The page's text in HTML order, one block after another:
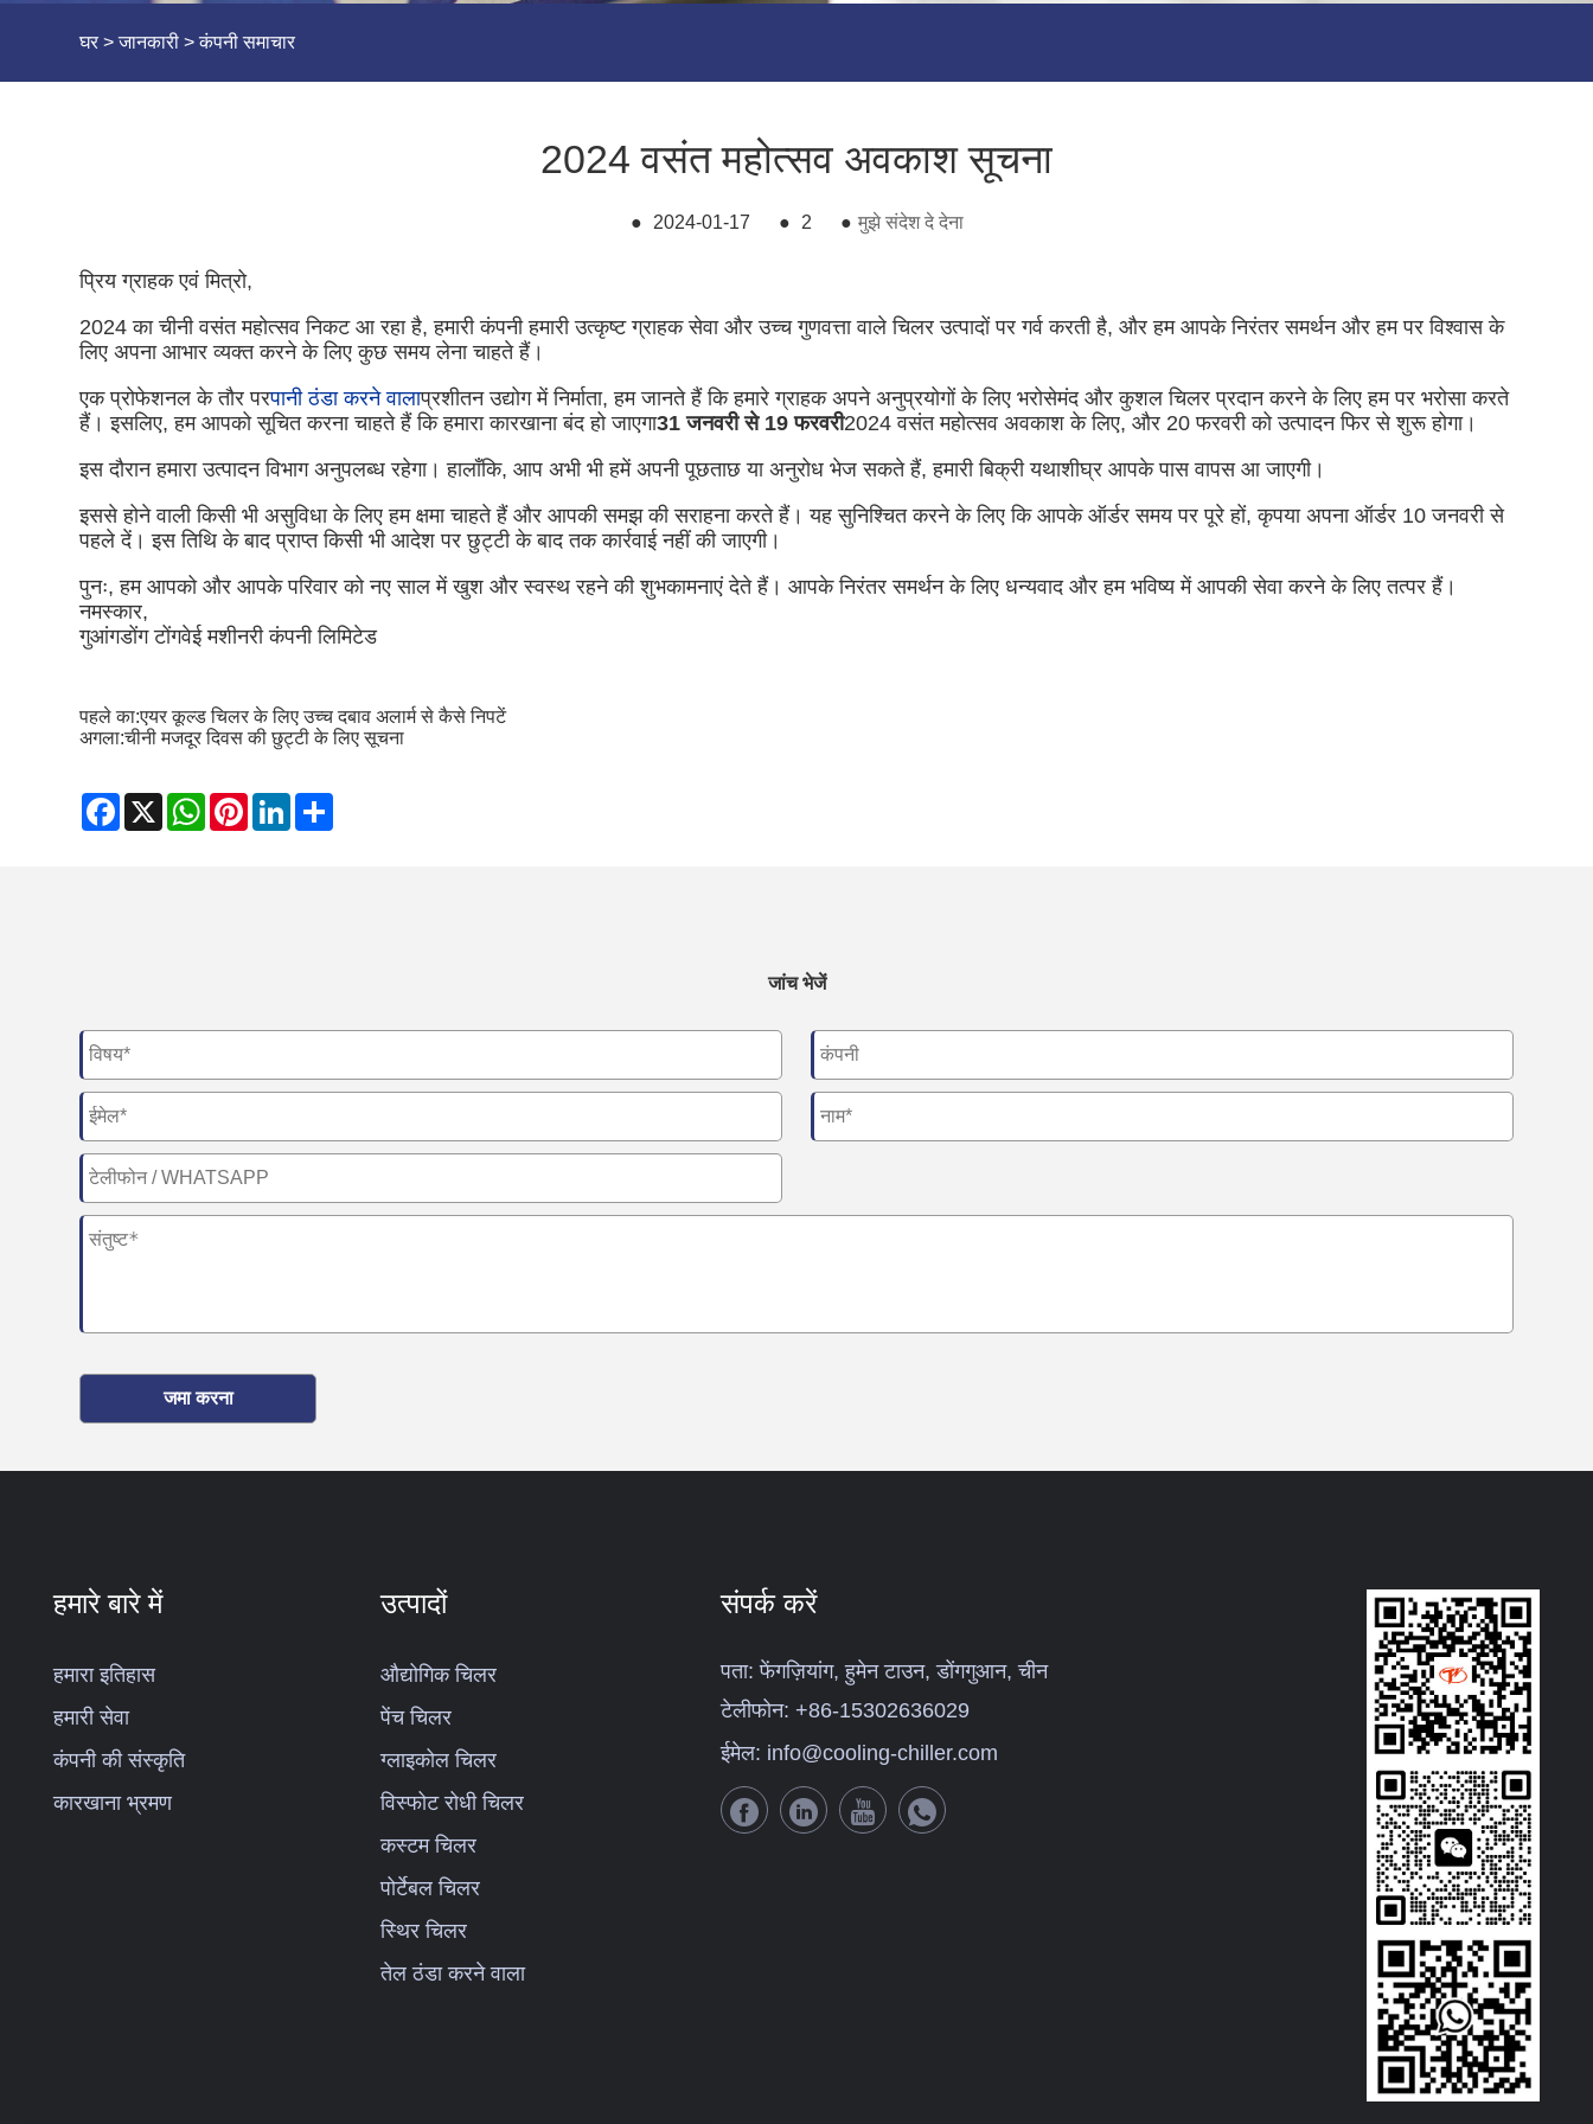
घर > जानकारी >कंपनी समाचार
2024 वसंत महोत्सव अवकाश सूचना
● 2024-01-17 ● 2 ● मुझे संदेश दे देना
प्रिय ग्राहक एवं मित्रो,
2024 का चीनी वसंत महोत्सव निकट आ रहा है, हमारी कंपनी हमारी उत्कृष्ट ग्राहक सेवा और उच्च गुणवत्ता वाले चिलर उत्पादों पर गर्व करती है, और हम आपके निरंतर समर्थन और हम पर विश्वास के
लिए अपना आभार व्यक्त करने के लिए कुछ समय लेना चाहते हैं।
एक प्रोफेशनल के तौर परपानी ठंडा करने वालाप्रशीतन उद्योग में निर्माता, हम जानते हैं कि हमारे ग्राहक अपने अनुप्रयोगों के लिए भरोसेमंद और कुशल चिलर प्रदान करने के लिए हम पर भरोसा करते
हैं। इसलिए, हम आपको सूचित करना चाहते हैं कि हमारा कारखाना बंद हो जाएगा31 जनवरी से 19 फरवरी2024 वसंत महोत्सव अवकाश के लिए, और 20 फरवरी को उत्पादन फिर से शुरू होगा।
इस दौरान हमारा उत्पादन विभाग अनुपलब्ध रहेगा। हालाँकि, आप अभी भी हमें अपनी पूछताछ या अनुरोध भेज सकते हैं, हमारी बिक्री यथाशीघ्र आपके पास वापस आ जाएगी।
इससे होने वाली किसी भी असुविधा के लिए हम क्षमा चाहते हैं और आपकी समझ की सराहना करते हैं। यह सुनिश्चित करने के लिए कि आपके ऑर्डर समय पर पूरे हों, कृपया अपना ऑर्डर 10 जनवरी से
पहले दें। इस तिथि के बाद प्राप्त किसी भी आदेश पर छुट्टी के बाद तक कार्रवाई नहीं की जाएगी।
पुनः, हम आपको और आपके परिवार को नए साल में खुश और स्वस्थ रहने की शुभकामनाएं देते हैं। आपके निरंतर समर्थन के लिए धन्यवाद और हम भविष्य में आपकी सेवा करने के लिए तत्पर हैं।
नमस्कार,
गुआंगडोंग टोंगवेई मशीनरी कंपनी लिमिटेड
पहले का:एयर कूल्ड चिलर के लिए उच्च दबाव अलार्म से कैसे निपटें
अगला:चीनी मजदूर दिवस की छुट्टी के लिए सूचना
Facebook
X WhatsApp
PinterestLinkedIn
जांच भेजें
जमा करना
हमारे बारे में
हमारा इतिहास
हमारी सेवा
कंपनी की संस्कृति
कारखाना भ्रमण
उत्पादों
औद्योगिक चिलर
पेंच चिलर
ग्लाइकोल चिलर
विस्फोट रोधी चिलर
कस्टम चिलर
पोर्टेबल चिलर
स्थिर चिलर
तेल ठंडा करने वाला
संपर्क करें
पता:फेंगज़ियांग, हुमेन टाउन, डोंगगुआन, चीन
टेलीफोन: +86-15302636029
ईमेल: info@cooling-chiller.com